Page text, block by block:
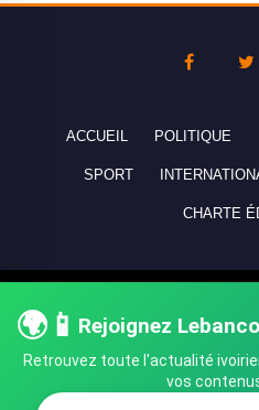
🌍📱 Rejoignez
Retrouvez toute l'actualité
vos
ACCUEIL POLITIQUE
SPORT
CHARTE
réservés - All